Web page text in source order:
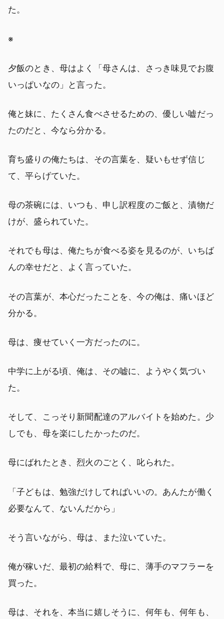
た。
※
夕飯のとき、母はよく「母さんは、さっき味見でお腹
いっぱいなの」と言った。
俺と妹に、たくさん食べさせるための、優しい嘘だっ
たのだと、今なら分かる。
育ち盛りの俺たちは、その言葉を、疑いもせず信じ
て、平らげていた。
母の茶碗には、いつも、申し訳程度のご飯と、漬物だ
けが、盛られていた。
それでも母は、俺たちが食べる姿を見るのが、いちば
んの幸せだと、よく言っていた。
その言葉が、本心だったことを、今の俺は、痛いほど
分かる。
母は、痩せていく一方だったのに。
中学に上がる頃、俺は、その嘘に、ようやく気づい
た。
そして、こっそり新聞配達のアルバイトを始めた。少
しでも、母を楽にしたかったのだ。
母にばれたとき、烈火のごとく、叱られた。
「子どもは、勉強だけしてればいいの。あんたが働く
必要なんて、ないんだから」
そう言いながら、母は、また泣いていた。
俺が稼いだ、最初の給料で、母に、薄手のマフラーを
買った。
母は、それを、本当に嬉しそうに、何年も、何年も、